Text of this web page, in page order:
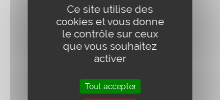
Ce site utilise des
cookies et vous donne
le contrôle sur ceux
que vous souhaitez
activer
Tout accepter